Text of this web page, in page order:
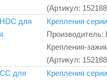
(Артикул:
Крепления
Производитель:
Крепления-
(Артикул:
Крепления